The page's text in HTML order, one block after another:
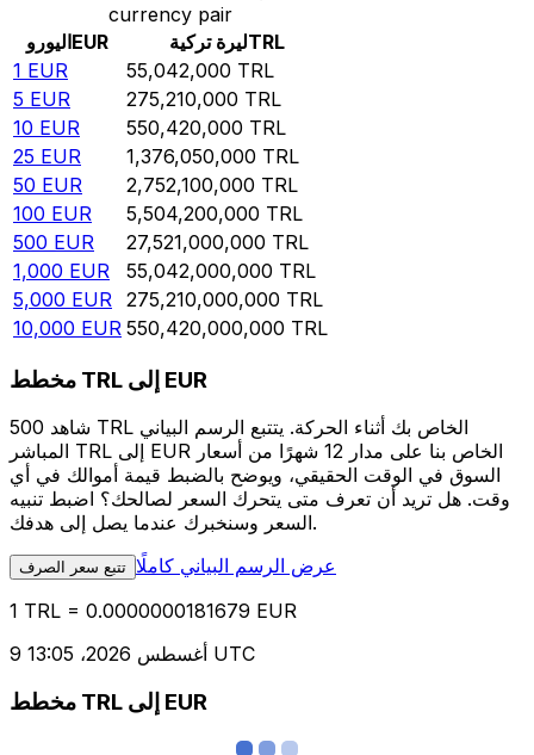
currency pair
اليوروEUR ليرة تركيةTRL
1 EUR 55,042,000 TRL
5 EUR 275,210,000 TRL
10 EUR 550,420,000 TRL
25 EUR 1,376,050,000 TRL
50 EUR 2,752,100,000 TRL
100 EUR 5,504,200,000 TRL
500 EUR 27,521,000,000 TRL
1,000 EUR 55,042,000,000 TRL
5,000 EUR 275,210,000,000 TRL
10,000 EUR 550,420,000,000 TRL
مخطط TRL إلى EUR
شاهد 500 TRL الخاص بك أثناء الحركة. يتتبع الرسم البياني
المباشر TRL إلى EUR الخاص بنا على مدار 12 شهرًا من أسعار
السوق في الوقت الحقيقي، ويوضح بالضبط قيمة أموالك في أي
وقت. هل تريد أن تعرف متى يتحرك السعر لصالحك؟ اضبط تنبيه
السعر وسنخبرك عندما يصل إلى هدفك.
تتبع سعر الصرف عرض الرسم البياني كاملًا
1 TRL = 0.0000000181679 EUR
9 أغسطس 2026، 13:05 UTC
مخطط TRL إلى EUR